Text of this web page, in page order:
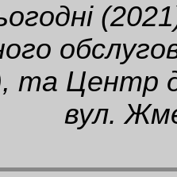
та Центр
вул.